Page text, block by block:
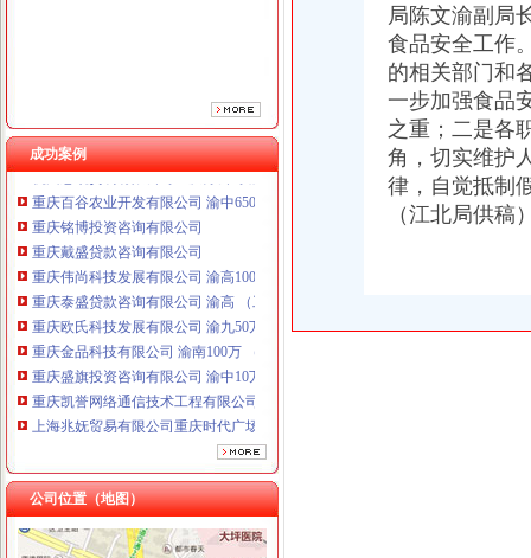
成功案例
重庆凯誉网络通信技术工程有限公司渝中分公司 （工商注册）
上海兆妩贸易有限公司重庆时代广场分公司 渝中 （工商注册）
杭州思锐贸易有限公司重庆分公司 渝中 （工商注册）
重庆百谷农业开发有限公司 渝中650万 （注册）
重庆铭博投资咨询有限公司
重庆戴盛贷款咨询有限公司
重庆伟尚科技发展有限公司 渝高100万 （工商注册）
重庆泰盛贷款咨询有限公司 渝高 （工商注册）
重庆欧氏科技发展有限公司 渝九50万 （进出口权）
重庆金品科技有限公司 渝南100万 （进出口权）
重庆盛旗投资咨询有限公司 渝中10万 （工商注册）
重庆凯誉网络通信技术工程有限公司渝中分公司 （工商注册）
上海兆妩贸易有限公司重庆时代广场分公司 渝中 （工商注册）
杭州思锐贸易有限公司重庆分公司 渝中 （工商注册）
重庆百谷农业开发有限公司 渝中650万 （注册）
公司位置（地图）
局陈文渝副局
食品安全工作
的相关部门和
一步加强食品
之重；二是各
角，切实维护
律，自觉抵制
（江北局供稿